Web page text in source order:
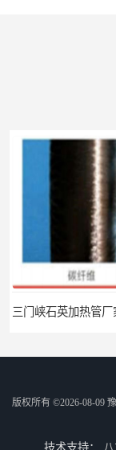
三门峡石英加热管厂
版权所有 ©2026-08-09
技术支持：